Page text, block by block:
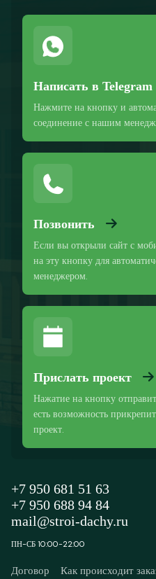
Написать в Telegram
Нажмите на кнопку и
соединение с нашим
Позвонить
Если вы открыли сайт с
на эту кнопку для
менеджером.
Прислать проект
Нажатие на кнопку
есть возможность
проект.
+7 950 681 51 63
+7 950 688 94 84
mail@stroi-dachy.ru
ПН-СБ 10:00-22:00
Договор Как происходит